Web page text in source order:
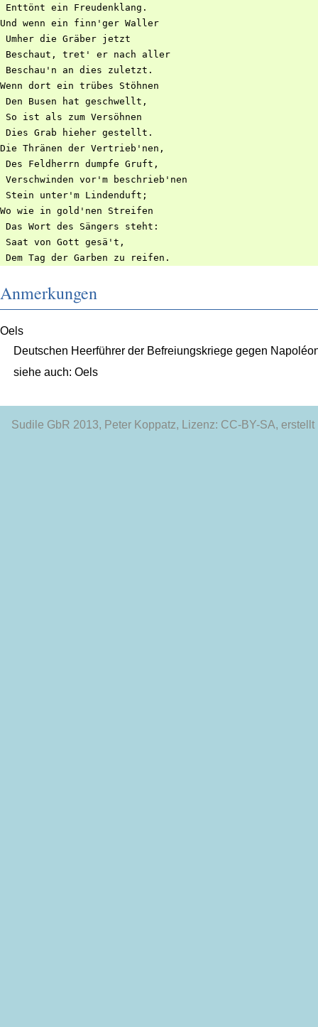
Enttönt ein Freudenklang.
Und wenn ein finn'ger Waller
Umher die Gräber jetzt
Beschaut, tret' er nach aller
Beschau'n an dies zuletzt.
Wenn dort ein trübes Stöhnen
Den Busen hat geschwellt,
So ist als zum Versöhnen
Dies Grab hieher gestellt.
Die Thränen der Vertrieb'nen,
Des Feldherrn dumpfe Gruft,
Verschwinden vor'm beschrieb'nen
Stein unter'm Lindenduft;
Wo wie in gold'nen Streifen
Das Wort des Sängers steht:
Saat von Gott gesä't,
Anmerkungen
Oels
Deutschen Heerführer der Befreiungskriege gegen
siehe auch:Oels
Sudile GbR 2013, Peter Koppatz, Lizenz: CC-BY-SA,